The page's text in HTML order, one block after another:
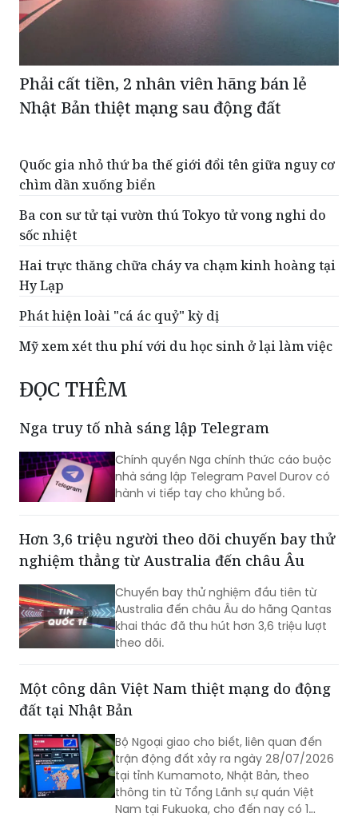
Phải cất tiền, 2 nhân viên hãng bán lẻ
Nhật Bản thiệt mạng sau động đất
Quốc gia nhỏ thứ ba thế giới đổi tên giữa nguy cơ
Ba con sư tử tại vườn thú Tokyo tử vong nghi do
sốc nhiệt
Hai trực thăng chữa cháy va chạm kinh hoàng tại
Hy Lạp
Phát hiện loài "cá ác quỷ" kỳ dị
ĐỌC THÊM
Nga truy tố nhà sáng lập Telegram
Chính quyền Nga chính thức cáo buộc
nhà sáng lập Telegram Pavel Durov có
hành vi tiếp tay cho khủng bố.
Hơn 3,6 triệu người theo dõi chuyến bay thử
Chuyến bay thử nghiệm đầu tiên từ
Australia đến châu Âu do hãng Qantas
khai thác đã thu hút hơn 3,6 triệu lượt
theo dõi.
Một công dân Việt Nam thiệt mạng do động
Bộ Ngoại giao cho biết, liên quan đến
trận động đất xảy ra ngày 28/07/2026
tại tỉnh Kumamoto, Nhật Bản, theo
thông tin từ Tổng Lãnh sự quán Việt
Nam tại Fukuoka, cho đến nay có 1
công dân Việt Nam thiệt mạng và một
số công dân Việt Nam bị thương trong
trận động đất.
Ít nhất 13 người thiệt mạng sau động đất tại